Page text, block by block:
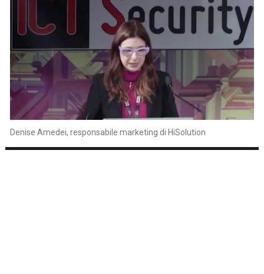
Denise Amedei, responsabile marketing di HiSolution